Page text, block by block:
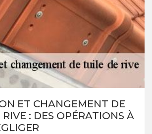
ET CHANGEMENT DE
: DES OPÉRATIONS À